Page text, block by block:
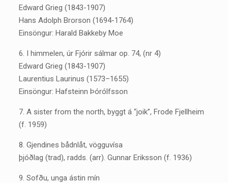
Edward Grieg (1843-1907)
Hans Adolph Brorson (1694-1764)
Einsöngur: Harald Bakkeby Moe
6. I himmelen, úr Fjórir sálmar op. 74, (nr 4)
Edward Grieg (1843-1907)
Laurentius Laurinus (1573–1655)
Einsöngur: Hafsteinn Þórólfsson
7. A sister from the north, byggt á “joik”, Frode Fjellheim
(f. 1959)
8. Gjendines bådnlåt, vögguvísa
þjóðlag (trad), radds. (arr). Gunnar Eriksson (f. 1936)
9. Sofðu, unga ástin mín